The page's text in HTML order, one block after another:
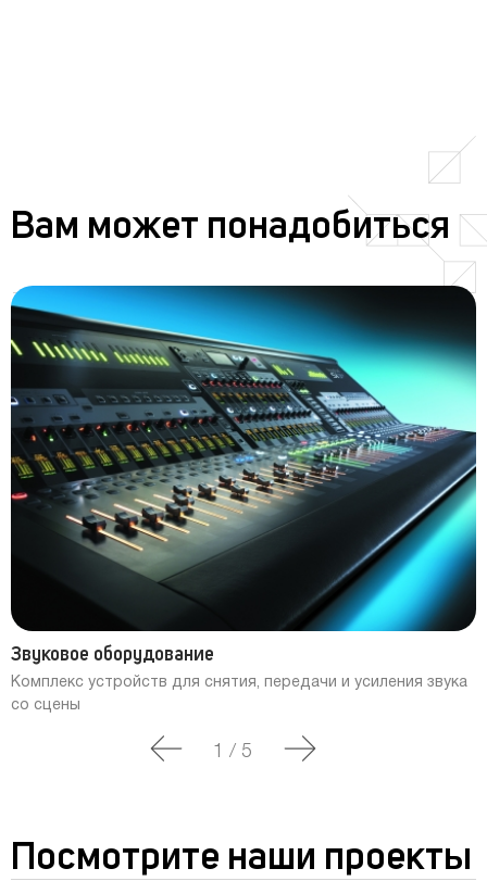
Вам может понадобиться
Звуковое оборудование
Комплекс устройств для снятия, передачи и усиления звука
со сцены
1 / 5
Посмотрите наши проекты